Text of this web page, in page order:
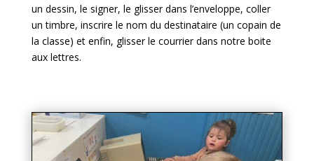
un dessin, le signer, le glisser dans l’enveloppe, coller
un timbre, inscrire le nom du destinataire (un copain de
la classe) et enfin, glisser le courrier dans notre boite
aux lettres.